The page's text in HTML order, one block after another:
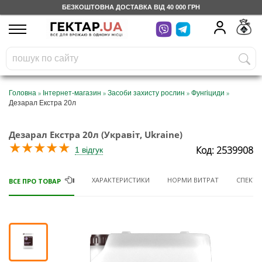
БЕЗКОШТОВНА ДОСТАВКА ВІД 40 000 ГРН
UA
На вашому
бонусному рахунку
грн
Безкоштовно по Україні
Категорії
Щоденник
Відгуки
Головна » Інтернет-магазин » Засоби захисту рослин » Фунгіциди »
Дезарал Екстра 20л
Дезарал Екстра 20л (Укравіт, Ukraine)
★★★★★ 1 відгук Код: 2539908
ВСЕ ПРО ТОВАР ХАРАКТЕРИСТИКИ НОРМИ ВИТРАТ СПЕКТР